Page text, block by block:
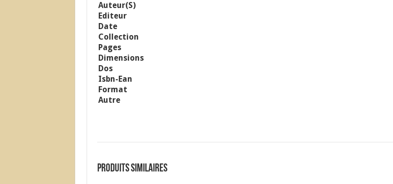
Auteur(s)
Editeur
Date
Collection
Pages
Dimensions
Dos
Isbn-Ean
Format
Autre
Produits similaires